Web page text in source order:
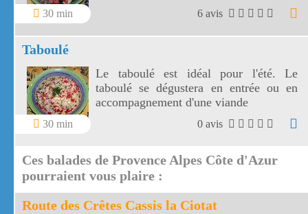
30 min 6 avis
Taboulé
30 min
Le taboulé est idéal pour l'été. Le
taboulé se dégustera en entrée ou en
accompagnement d'une viande
0 avis
Ces balades de Provence Alpes Côte d'Azur
pourraient vous plaire :
Route des Crêtes Cassis la Ciotat